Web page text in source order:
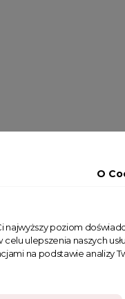
O
najwyższy poziom
ulepszenia naszych
na podstawie analizy